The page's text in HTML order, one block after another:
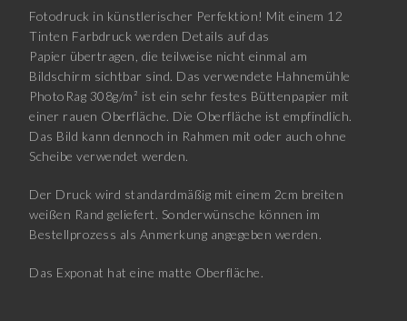
Fotodruck in künstlerischer Perfektion! Mit einem 12
Tinten Farbdruck werden Details auf das
Papier übertragen, die teilweise nicht einmal am
Bildschirm sichtbar sind. Das verwendete Hahnemühle
PhotoRag 308g/m² ist ein sehr festes Büttenpapier mit
einer rauen Oberfläche. Die Oberfläche ist empfindlich.
Das Bild kann dennoch in Rahmen mit oder auch ohne
Scheibe verwendet werden.
Der Druck wird standardmäßig mit einem 2cm breiten
weißen Rand geliefert. Sonderwünsche können im
Bestellprozess als Anmerkung angegeben werden.
Das Exponat hat eine matte Oberfläche.